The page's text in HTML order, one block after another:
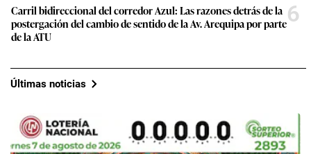
Carril bidireccional del corredor Azul: Las razones detrás de la
postergación del cambio de sentido de la Av. Arequipa por parte
de la ATU
6
Últimas noticias